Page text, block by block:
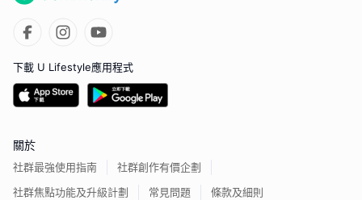
下載 U Lifestyle應用程式
關於
社群最強使用指南
社群創作有價企劃
社群焦點功能及升級計劃
常見問題 條款及細則